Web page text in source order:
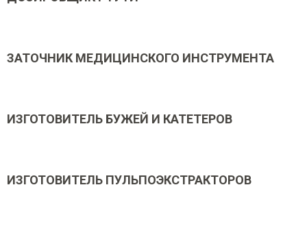
ЗАТОЧНИК МЕДИЦИНСКОГО ИНСТРУМЕНТА
ИЗГОТОВИТЕЛЬ БУЖЕЙ И КАТЕТЕРОВ
ИЗГОТОВИТЕЛЬ ПУЛЬПОЭКСТРАКТОРОВ